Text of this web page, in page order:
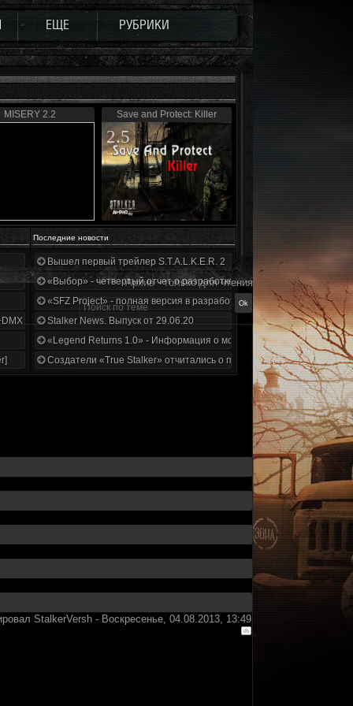
ЕЩЕ РУБРИКИ
MISERY 2.2 Save and Protect: Killer
2.5
Последние новости
1.3.5.ООП.МА.К.
Вышел первый трейлер S.T.A.L.K.E.R. 2
«Выбор» - четвертый отчет о разработке!
«SFZ Project» - полная версия в разработке!
Stalker News. Выпуск от 29.06.20
«Legend Returns 1.0» - Информация о моде за июнь 2020
Создатели «True Stalker» отчитались о проделанной работе
Архив - только для чтения
StalkerVersh - Воскресенье, 04.08.2013, 13:49